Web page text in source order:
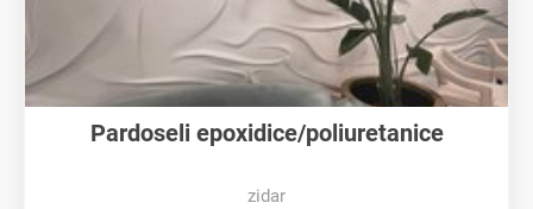
Pardoseli epoxidice/poliuretanice
zidar